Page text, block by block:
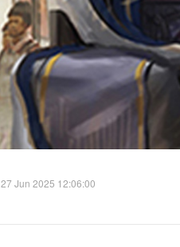
27 Jun 2025 12:06:00